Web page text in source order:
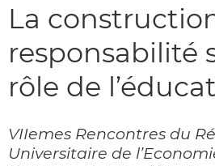
La
responsabilité
rôle de
VIIemes Rencontres du
Universitaire de